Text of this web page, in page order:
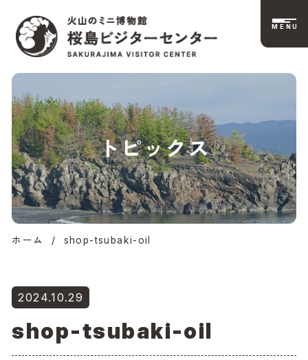
桜島ビジターセンタ
ー公式サイト | 火山
のミニ博物館
MENU
トピックス
ホーム / shop-tsubaki-oil
2024.10.29
shop-tsubaki-oil